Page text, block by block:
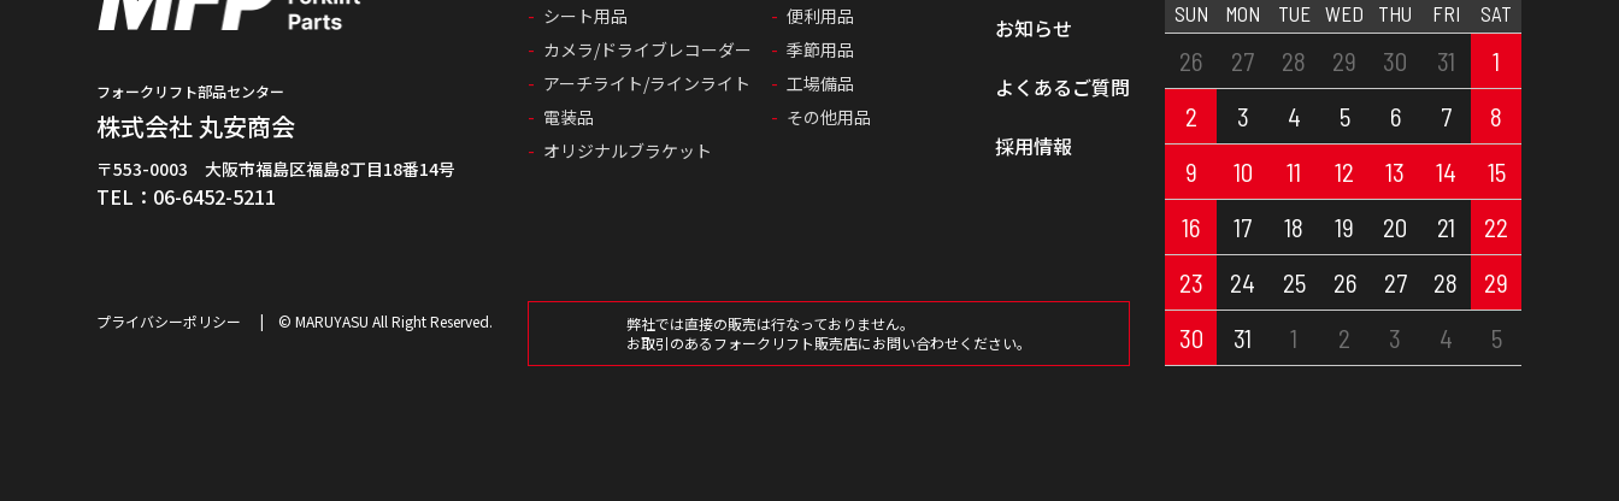
フォークリフト部品センター
株式会社 丸安商会
〒553-0003 大阪市福島区福島8丁目18番14号
TEL：06-6452-5211
プライバシーポリシー © MARUYASU All Right Reserved.
シート用品
カメラ/ドライブレコーダー
アーチライト/ラインライト
電装品
オリジナルブラケット
便利用品
季節用品
工場備品
その他用品
お知らせ
よくあるご質問
採用情報
弊社では直接の販売は行なっておりません。
お取引のあるフォークリフト販売店にお問い合わせください。
SUN MON TUE WED THU FRI SAT
26 27 28 29 30 31
1
2
3 4 5 6 7
8
9
10 11 12 13 14
15
16
17 18 19 20 21
22
23
24 25 26 27 28
29
30
31 1 2 3 4 5